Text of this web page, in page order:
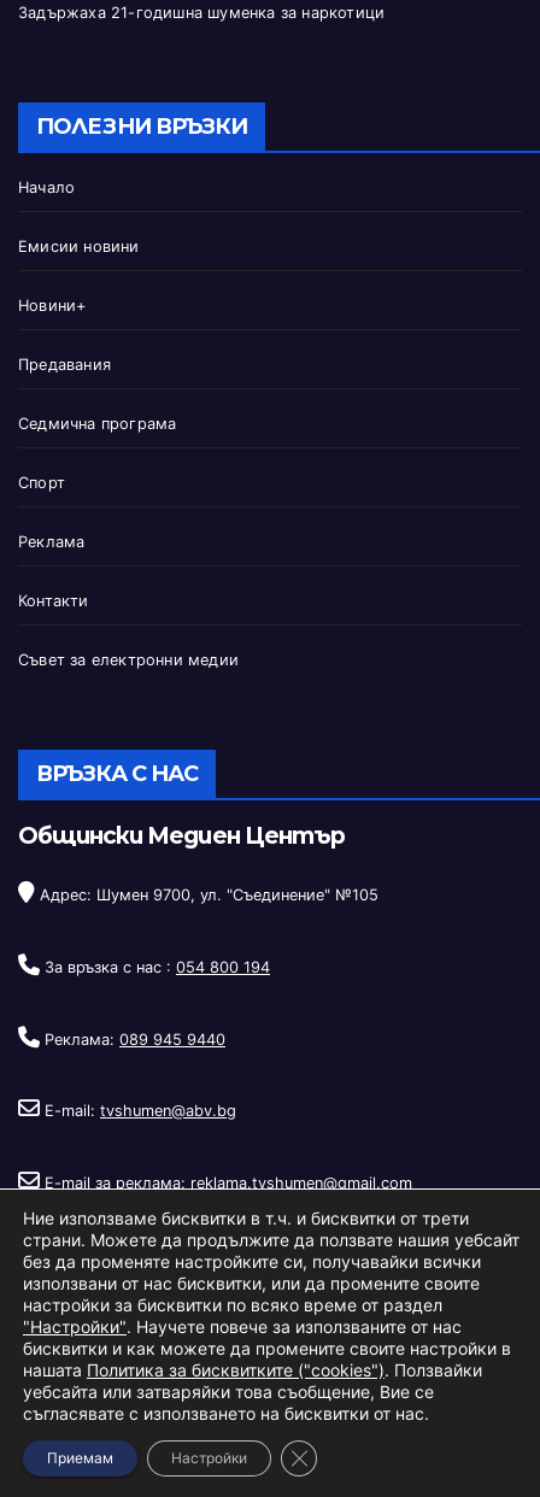
Задържаха 21-годишна шуменка за наркотици
ПОЛЕЗНИ ВРЪЗКИ
Начало
Емисии новини
Новини+
Предавания
Седмична програма
Спорт
Реклама
Контакти
Съвет за електронни медии
ВРЪЗКА С НАС
Общински Медиен Център
Адрес: Шумен 9700, ул. "Съединение" №105
За връзка с нас : 054 800 194
Реклама: 089 945 9440
E-mail: tvshumen@abv.bg
E-mail за реклама: reklama.tvshumen@gmail.com
Copyright © 2026Телевизия Шумен.|Изработка: S.I.T Solutions
Ltd.
За насРекламаУсловия за ползване
Политика за бисквитки
Ние използваме бисквитки в т.ч. и бисквитки от трети
страни. Можете да продължите да ползвате нашия уебсайт
без да променяте настройките си, получавайки всички
използвани от нас бисквитки, или да промените своите
настройки за бисквитки по всяко време от раздел
"Настройки". Научете повече за използваните от нас
бисквитки и как можете да промените своите настройки в
нашата Политика за бисквитките ("cookies"). Ползвайки
уебсайта или затваряйки това съобщение, Вие се
съгласявате с използването на бисквитки от нас.
Приемам Настройки Close GDPR Cookie Banner